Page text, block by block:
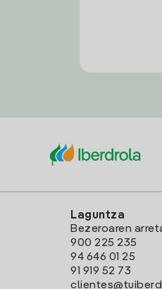
Laguntza
Bezeroaren
900 225 235
94 646 01 25
91 919 52 73